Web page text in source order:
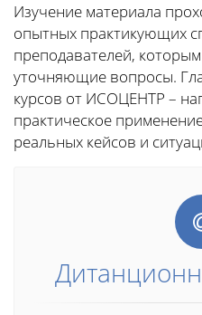
Изучение материала
опытных практикующих
преподавателей,
уточняющие вопросы.
курсов от ИСОЦЕНТР –
практическое
реальных кейсов и